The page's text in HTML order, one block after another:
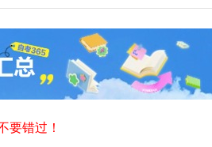
要错过！